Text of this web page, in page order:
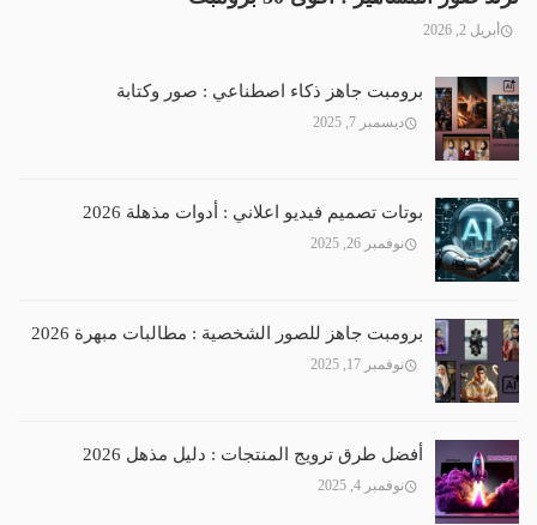
أبريل 2, 2026
برومبت جاهز ذكاء اصطناعي : صور وكتابة
ديسمبر 7, 2025
بوتات تصميم فيديو اعلاني : أدوات مذهلة 2026
نوفمبر 26, 2025
برومبت جاهز للصور الشخصية : مطالبات مبهرة 2026
نوفمبر 17, 2025
أفضل طرق ترويج المنتجات : دليل مذهل 2026
نوفمبر 4, 2025